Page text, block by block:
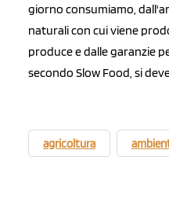
giorno consumiamo,
naturali con cui viene
produce e dalle garanzie
secondo Slow Food, si
agricoltura